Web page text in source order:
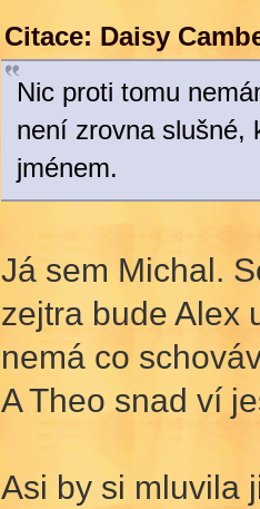
Citace: Daisy
Nic proti tomu
není zrovna slušné,
jménem.
Já sem Michal.
zejtra bude Alex
nemá co
A Theo snad ví
Asi by si mluvila